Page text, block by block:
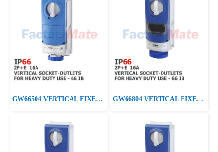
GW66504 VERTICAL FIXED INTERLOCKED SOCKET OUTLET - WITH BOTTOM - WITHOUT FUSE-HOLDER BASE - FOR HEAVY-DUTY USE - 2P+E 16A 200 - 250V - 50/60HZ 6H - IP66 GW66804 VERTICAL FIXED INTERLOCKED SOCKET OUTLET - WITHOUT BOTTOM - FOR HEAVY-DUTY USE - WITH FUSE-HOLDER BASE - 2P+E 16A 200-250V-50/60HZ 6H - IP66